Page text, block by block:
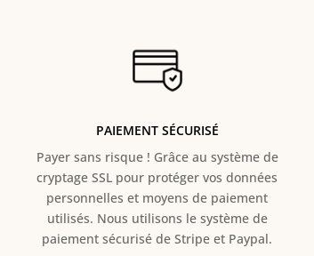
PAIEMENT SÉCURISÉ
Payer sans risque ! Grâce au système de
cryptage SSL pour protéger vos données
personnelles et moyens de paiement
utilisés. Nous utilisons le système de
paiement sécurisé de Stripe et Paypal.